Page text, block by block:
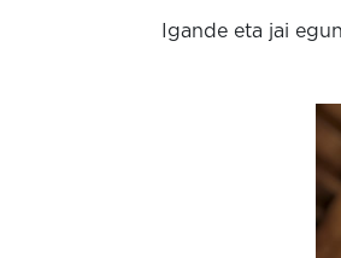
Igande eta jai